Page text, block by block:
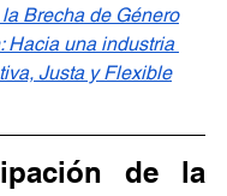
Brecha de Género
Hacia una industria
Justa y Flexible
de la